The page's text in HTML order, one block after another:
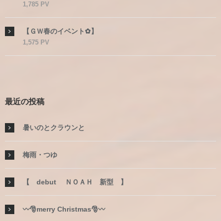
1,785 PV
【ＧＷ春のイベント✿】
1,575 PV
最近の投稿
暑いのとクラウンと
梅雨・つゆ
【 debut ＮＯＡＨ 新型 】
〰🎅merry Christmas🎅〰